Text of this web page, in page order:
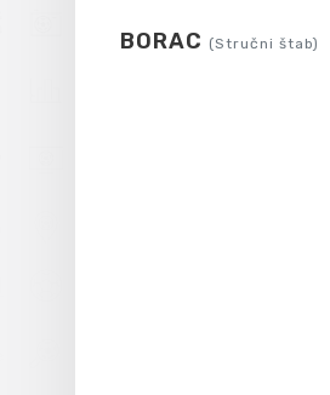
BORAC (Stručni štab)